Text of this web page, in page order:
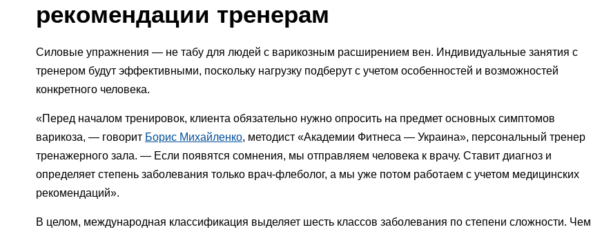
рекомендации тренерам
Силовые упражнения — не табу для людей с варикозным расширением вен. Индивидуальные занятия с
тренером будут эффективными, поскольку нагрузку подберут с учетом особенностей и возможностей
конкретного человека.
«Перед началом тренировок, клиента обязательно нужно опросить на предмет основных симптомов
варикоза, — говорит Борис Михайленко, методист «Академии Фитнеса — Украина», персональный тренер
тренажерного зала. — Если появятся сомнения, мы отправляем человека к врачу. Ставит диагноз и
определяет степень заболевания только врач-флеболог, а мы уже потом работаем с учетом медицинских
рекомендаций».
В целом, международная классификация выделяет шесть классов заболевания по степени сложности. Чем